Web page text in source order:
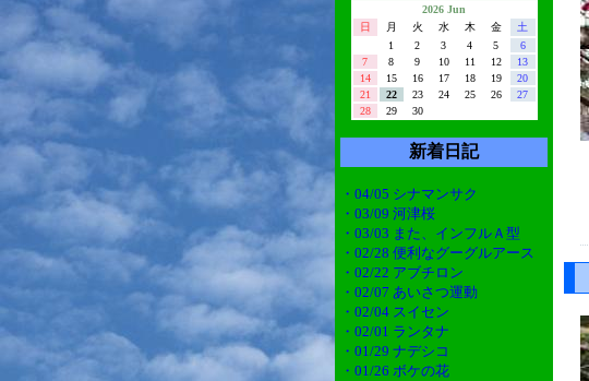
2026 Jun
日
月 火 水 木 金
土
1
2 3 4 5
6
7
8 9 10 11 12
13
14
15 16 17 18 19
20
21
22 23 24 25 26
27
28
29 30
新着日記
・04/05 シナマンサク
・03/09 河津桜
・03/03 また、インフルＡ型
・02/28 便利なグーグルアース
・02/22 アブチロン
・02/07 あいさつ運動
・02/04 スイセン
・02/01 ランタナ
・01/29 ナデシコ
・01/26 ボケの花